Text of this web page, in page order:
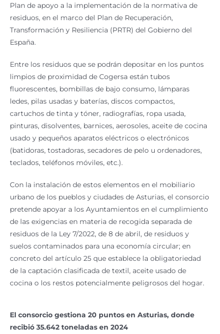
Plan de apoyo a la implementación de la normativa de
residuos, en el marco del Plan de Recuperación,
Transformación y Resiliencia (PRTR) del Gobierno del
España.
Entre los residuos que se podrán depositar en los puntos
limpios de proximidad de Cogersa están tubos
fluorescentes, bombillas de bajo consumo, lámparas
ledes, pilas usadas y baterías, discos compactos,
cartuchos de tinta y tóner, radiografías, ropa usada,
pinturas, disolventes, barnices, aerosoles, aceite de cocina
usado y pequeños aparatos eléctricos o electrónicos
(batidoras, tostadoras, secadores de pelo u ordenadores,
teclados, teléfonos móviles, etc.).
Con la instalación de estos elementos en el mobiliario
urbano de los pueblos y ciudades de Asturias, el consorcio
pretende apoyar a los Ayuntamientos en el cumplimiento
de las exigencias en materia de recogida separada de
residuos de la Ley 7/2022, de 8 de abril, de residuos y
suelos contaminados para una economía circular; en
concreto del artículo 25 que establece la obligatoriedad
de la captación clasificada de textil, aceite usado de
cocina o los restos potencialmente peligrosos del hogar.
El consorcio gestiona 20 puntos en Asturias, donde
recibió 35.642 toneladas en 2024